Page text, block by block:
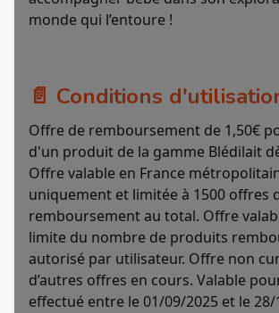
monde qui l’entoure !
📄 Conditions
Offre de remboursement de 1,50€
d'un produit de la gamme Blédilait
Offre valable en France
uniquement et limitée à 1500 offres
remboursement au total. Offre
limite du nombre de produits
autorisé par utilisateur. Offre non
d’autres offres en cours. Valable
effectué entre le 01/09/2025 et le 28/